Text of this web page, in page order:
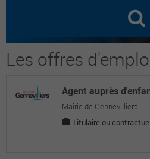
Les offres
Agent auprès
Mairie de Gennevilliers
Titulaire ou contractuel